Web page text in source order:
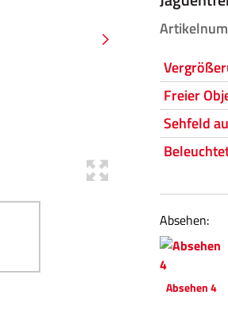
Freier
Sehfeld
Absehen:
Absehen 4